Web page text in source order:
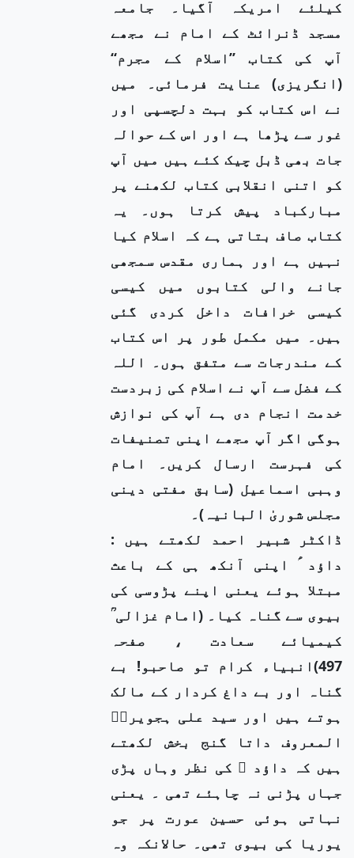
کیلئے امریکہ آگیا۔ جامعہ
مسجد ڈنرائٹ کے امام نے مجھے
آپ کی کتاب ’’اسلام کے مجرم‘‘
(انگریزی) عنایت فرمائی۔ میں
نے اس کتاب کو بہت دلچسپی اور
غور سے پڑھا ہے اور اس کے حوالہ
جات بھی ڈبل چیک کئے ہیں میں آپ
کو اتنی انقلابی کتاب لکھنے پر
مبارکباد پیش کرتا ہوں۔ یہ
کتاب صاف بتاتی ہے کہ اسلام کیا
نہیں ہے اور ہماری مقدس سمجھی
جانے والی کتابوں میں کیسی
کیسی خرافات داخل کردی گئی
ہیں۔ میں مکمل طور پر اس کتاب
کے مندرجات سے متفق ہوں۔ اللہ
کے فضل سے آپ نے اسلام کی زبردست
خدمت انجام دی ہے آپ کی نوازش
ہوگی اگر آپ مجھے اپنی تصنیفات
کی فہرست ارسال کریں۔ امام
وہبی اسماعیل (سابق مفتی دینی
مجلس شوریٰ البانیہ)۔
ڈاکٹر شبیر احمد لکھتے ہیں :
داؤد ؑ اپنی آنکھ ہی کے باعث
مبتلا ہوئے یعنی اپنے پڑوسی کی
بیوی سے گناہ کیا۔ (امام غزالی ؒ
کیمیائے سعادت ، صفحہ
497)انبیاء کرام تو صاحبو! بے
گناہ اور بے داغ کردار کے مالک
ہوتے ہیں اور سید علی ہجویریؒ
المعروف داتا گنج بخش لکھتے
ہیں کہ داؤد ؑ کی نظر وہاں پڑی
جہاں پڑنی نہ چاہئے تھی ۔ یعنی
نہاتی ہوئی حسین عورت پر جو
یوریا کی بیوی تھی۔ حالانکہ وہ